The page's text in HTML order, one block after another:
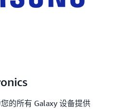
的所有 Galaxy 设备提供